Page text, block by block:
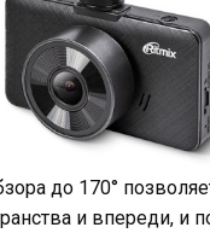
до 170°
и впереди, и